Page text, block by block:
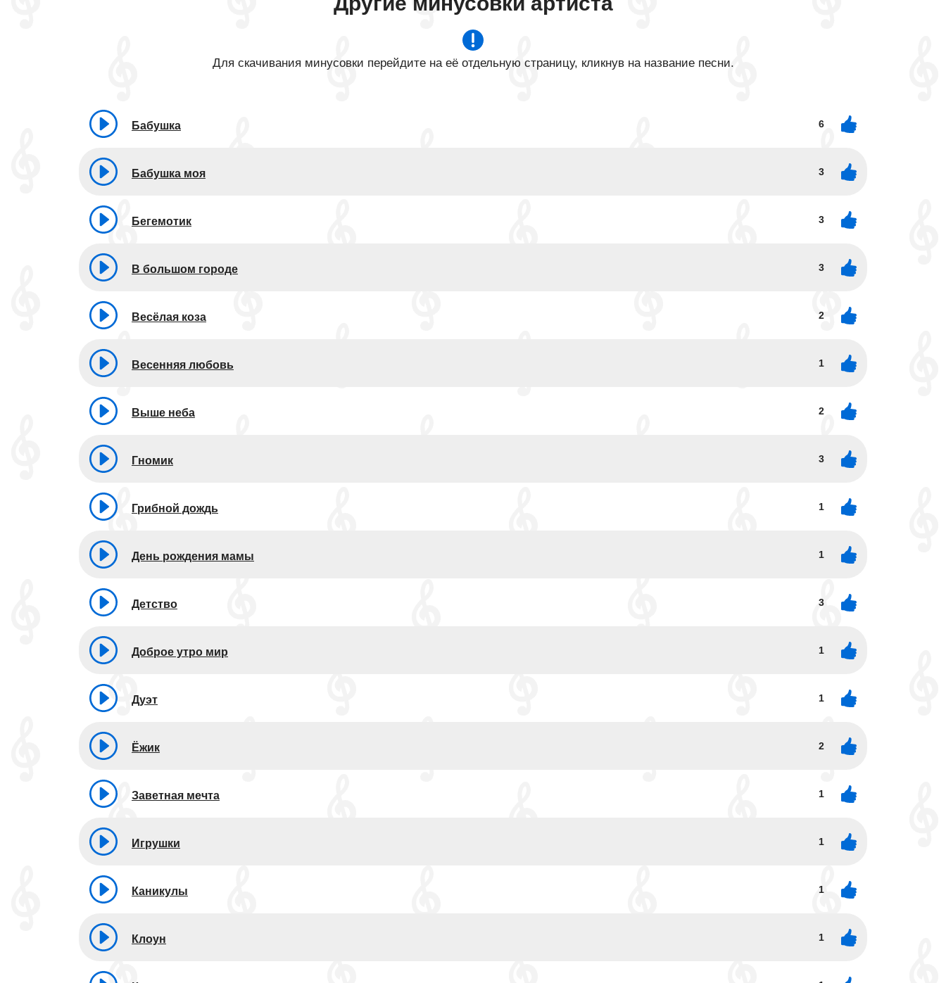
Для скачивания минусовки перейдите на её отдельную страницу, кликнув на название песни.
Бабушка 6
Бабушка моя 3
Бегемотик 3
В большом городе 3
Весёлая коза 2
Весенняя любовь 1
Выше неба 2
Гномик 3
Грибной дождь 1
День рождения мамы 1
Детство 3
Доброе утро мир 1
Дуэт 1
Ёжик 2
Заветная мечта 1
Игрушки 1
Каникулы 1
Клоун 1